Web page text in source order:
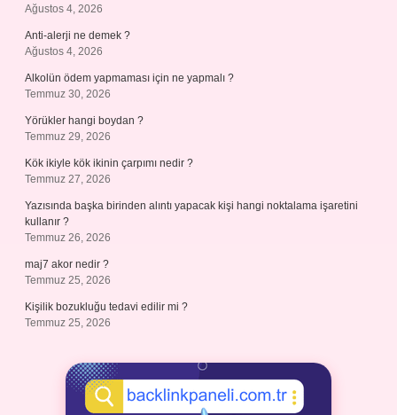
Ağustos 4, 2026
Anti-alerji ne demek ?
Ağustos 4, 2026
Alkolün ödem yapmaması için ne yapmalı ?
Temmuz 30, 2026
Yörükler hangi boydan ?
Temmuz 29, 2026
Kök ikiyle kök ikinin çarpımı nedir ?
Temmuz 27, 2026
Yazısında başka birinden alıntı yapacak kişi hangi noktalama işaretini
kullanır ?
Temmuz 26, 2026
maj7 akor nedir ?
Temmuz 25, 2026
Kişilik bozukluğu tedavi edilir mi ?
Temmuz 25, 2026